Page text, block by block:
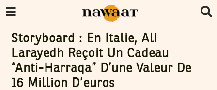
Storyboard : En Italie, Ali
Larayedh Reçoit Un Cadeau
“anti-Harraqa” D’une Valeur De
16 Million D’euros